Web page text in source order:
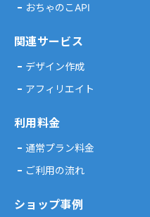
おちゃのこAPI
関連サービス
デザイン作成
アフィリエイト
利用料金
通常プラン料金
ご利用の流れ
ショップ事例